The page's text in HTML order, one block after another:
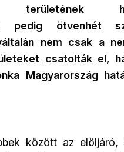
területének
pedig ötvenhét
nem csak a
csatolták el,
Magyarország
között az